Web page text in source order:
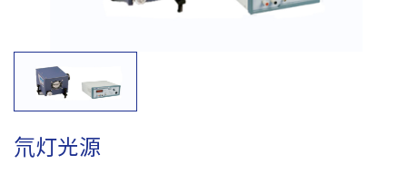
氘灯光源